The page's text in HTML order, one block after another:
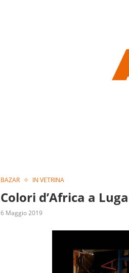
BAZAR IN VETRINA
Colori d’Africa a
6 Maggio 2019